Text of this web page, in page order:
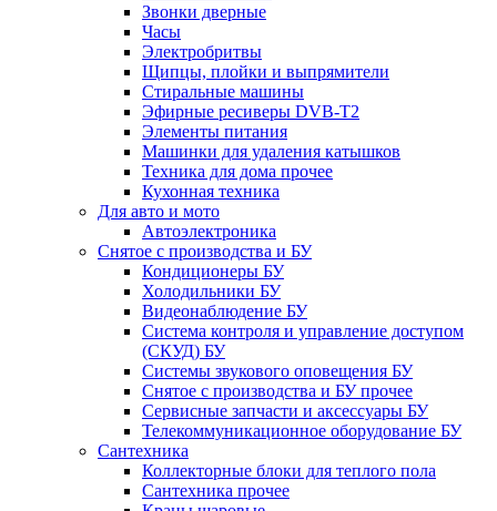
Звонки дверные
Часы
Электробритвы
Щипцы, плойки и выпрямители
Стиральные машины
Эфирные ресиверы DVB-T2
Элементы питания
Машинки для удаления катышков
Техника для дома прочее
Кухонная техника
Для авто и мото
Автоэлектроника
Снятое с производства и БУ
Кондиционеры БУ
Холодильники БУ
Видеонаблюдение БУ
Система контроля и управление доступом
(СКУД) БУ
Системы звукового оповещения БУ
Снятое с производства и БУ прочее
Сервисные запчасти и аксессуары БУ
Телекоммуникационное оборудование БУ
Сантехника
Коллекторные блоки для теплого пола
Сантехника прочее